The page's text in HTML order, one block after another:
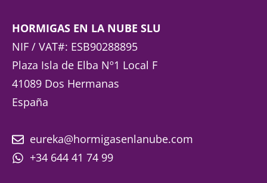
HORMIGAS EN LA NUBE SLU
NIF / VAT#: ESB90288895
Plaza Isla de Elba Nº1 Local F
41089 Dos Hermanas
España
eureka@hormigasenlanube.com
+34 644 41 74 99